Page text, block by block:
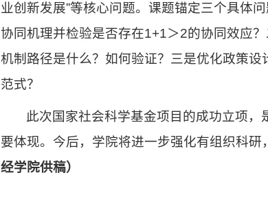
业创新发展”等核心问题。课题锚定三个具体
协同机理并检验是否存在1+1＞2的协同效应
机制路径是什么？如何验证？三是优化政策
范式？
此次国家社会科学基金项目的成功立项
要体现。今后，学院将进一步强化有组织科研
经学院供稿）